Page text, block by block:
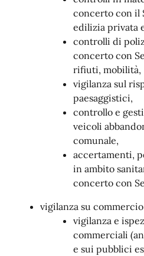
concerto con il
edilizia privata
controlli di
concerto con
rifiuti, mobilità,
vigilanza sul
paesaggistici,
controllo e
veicoli
comunale,
accertamenti,
in ambito
concerto con
vigilanza su
vigilanza e
commerciali
e sui pubblici